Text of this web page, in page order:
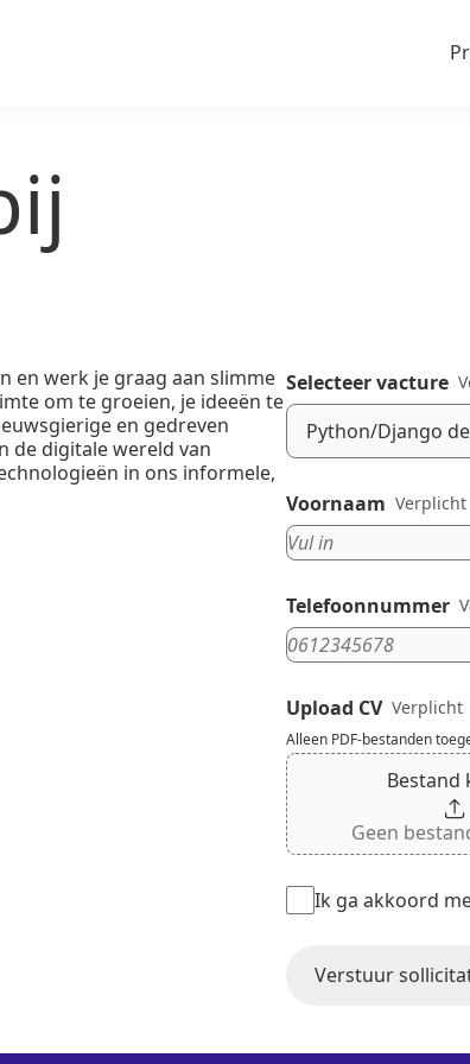
en werk je graag aan slimme
om te groeien, je ideeën te
en gedreven
de digitale wereld van
in ons informele,
Selecteer vacture
Python/Django
Voornaam Verplicht
Telefoonnummer
Upload CV Verplicht
Alleen PDF-bestanden
Bestand
Geen
Ik ga akkoord
Verstuur